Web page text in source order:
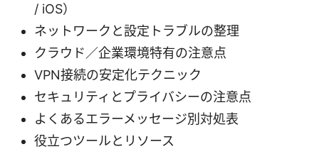
/ iOS）
ネットワークと設定トラブルの整理
クラウド／企業環境特有の注意点
VPN接続の安定化テクニック
セキュリティとプライバシーの注意点
よくあるエラーメッセージ別対処表
役立つツールとリソース